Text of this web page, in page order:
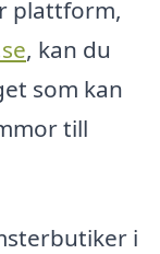
plattform,
, kan du
som kan
till
i